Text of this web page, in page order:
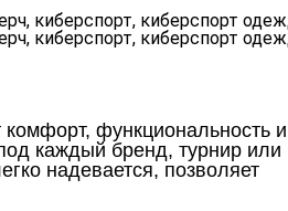
функциональность и
каждый бренд, турнир или
надевается, позволяет